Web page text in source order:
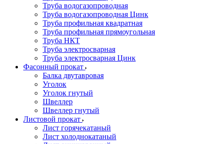
Труба водогазопроводная
Труба водогазопроводная Цинк
Труба профильная квадратная
Труба профильная прямоугольная
Труба НКТ
Труба электросварная
Труба электросварная Цинк
Фасонный прокат
Балка двутавровая
Уголок
Уголок гнутый
Швеллер
Швеллер гнутый
Листовой прокат
Лист горячекатаный
Лист холоднокатаный